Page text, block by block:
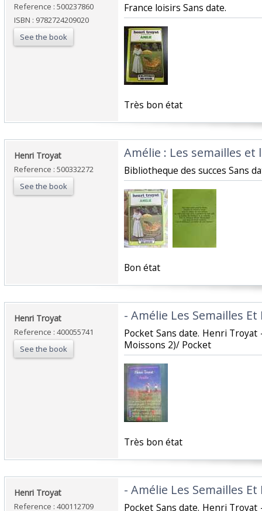
Reference : 500237860
ISBN : 9782724209020
See the book
‎France loisirs Sans date.‎
‎Très bon état‎
‎Henri Troyat‎
Reference : 500332272
See the book
‎Amélie : Les semailles et
‎Bibliotheque des succes Sans
‎Bon état‎
‎Henri Troyat‎
Reference : 400055741
See the book
‎- Amélie Les Semailles
‎Pocket Sans date. Henri Troyat
Moissons 2)/ Pocket‎
‎Très bon état‎
‎Henri Troyat‎
Reference : 400112709
‎- Amélie Les Semailles
‎Pocket Sans date. Henri Troyat